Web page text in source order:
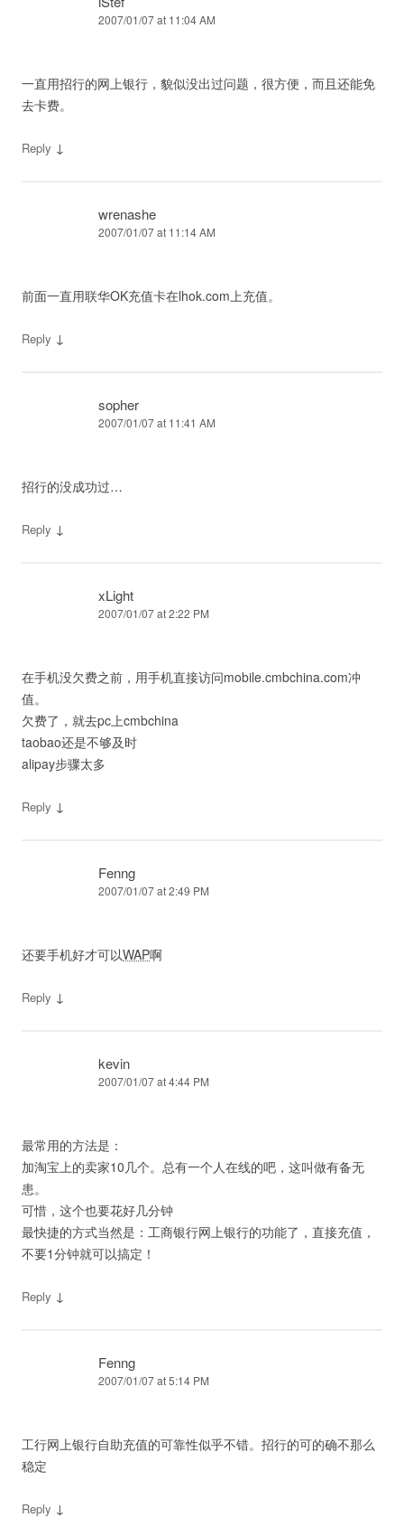
2007/01/07 at 11:04 AM
一直用招行的网上银行，貌似没出过问题，很方便，而且还能免
去卡费。
Reply ↓
wrenashe
2007/01/07 at 11:14 AM
前面一直用联华OK充值卡在lhok.com上充值。
Reply ↓
sopher
2007/01/07 at 11:41 AM
招行的没成功过…
Reply ↓
xLight
2007/01/07 at 2:22 PM
在手机没欠费之前，用手机直接访问mobile.cmbchina.com冲
值。
欠费了，就去pc上cmbchina
taobao还是不够及时
alipay步骤太多
Reply ↓
Fenng
2007/01/07 at 2:49 PM
还要手机好才可以WAP啊
Reply ↓
kevin
2007/01/07 at 4:44 PM
最常用的方法是：
加淘宝上的卖家10几个。总有一个人在线的吧，这叫做有备无
患。
可惜，这个也要花好几分钟
最快捷的方式当然是：工商银行网上银行的功能了，直接充值，
不要1分钟就可以搞定！
Reply ↓
Fenng
2007/01/07 at 5:14 PM
工行网上银行自助充值的可靠性似乎不错。招行的可的确不那么
稳定
Reply ↓